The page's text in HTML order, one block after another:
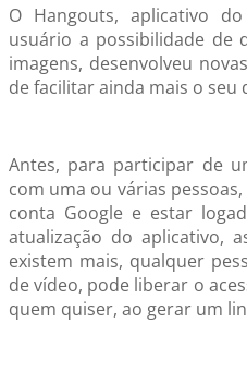
O Hangouts, aplicativo
usuário a possibilidade de
imagens, desenvolveu
de facilitar ainda mais o seu
Antes, para participar de
com uma ou várias
conta Google e estar
atualização do aplicativo,
existem mais, qualquer
de vídeo, pode liberar o
quem quiser, ao gerar um